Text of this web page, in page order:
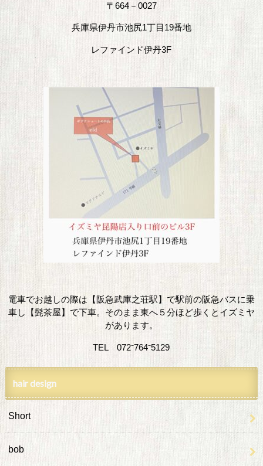
〒664－0027
兵庫県伊丹市池尻1丁目19番地
レファインド伊丹3F
電車でお越しの際は【阪急武庫之荘駅】で駅前の阪急バスに乗
車し【髭茶屋】で下車。そのまま東へ５分ほど歩くとイズミヤ
があります。
TEL 072⁻764⁻5129
hair design
Short
bob